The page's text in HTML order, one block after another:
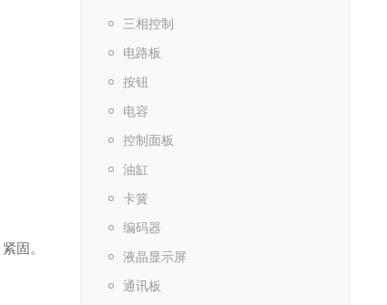
三相控制
电路板
按钮
电容
控制面板
油缸
卡簧
编码器
液晶显示屏
通讯板
固。